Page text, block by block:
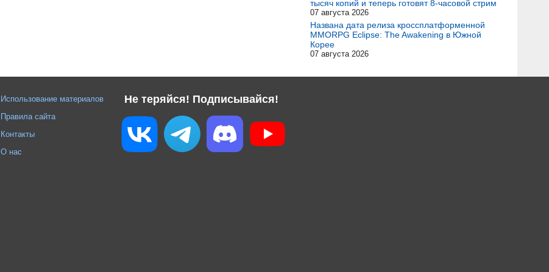
тысяч копий и теперь готовят 8-часовой стрим
07 августа 2026
Названа дата релиза кроссплатформенной
MMORPG Eclipse: The Awakening в Южной
Корее
07 августа 2026
Не теряйся! Подписывайся!
Использование материалов
Правила сайта
Контакты
О нас